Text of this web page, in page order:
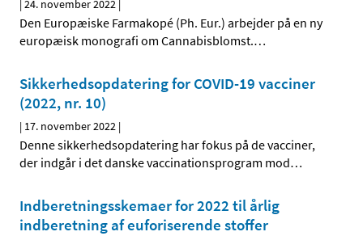
|24. november 2022 |
Den Europæiske Farmakopé (Ph. Eur.) arbejder på en ny
europæisk monografi om Cannabisblomst.…
Sikkerhedsopdatering for COVID-19 vacciner
(2022, nr. 10)
| 17. november 2022 |
Denne sikkerhedsopdatering har fokus på de vacciner,
der indgår i det danske vaccinationsprogram mod…
Indberetningsskemaer for 2022 til årlig
indberetning af euforiserende stoffer